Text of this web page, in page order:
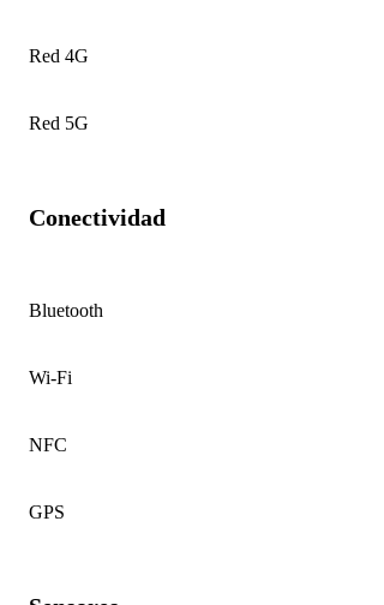
Red 4G
Red 5G
Conectividad
Bluetooth
Wi-Fi
NFC
GPS